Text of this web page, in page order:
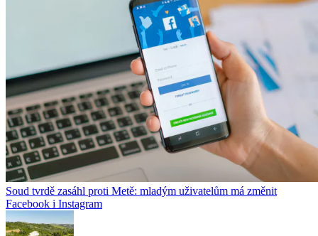
Soud tvrdě zasáhl proti Metě: mladým uživatelům má změnit
Facebook i Instagram